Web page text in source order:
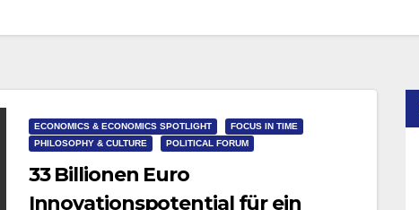
ECONOMICS & ECONOMICS SPOTLIGHT
FOCUS IN TIME
PHILOSOPHY & CULTURE
POLITICAL FORUM
33 Billionen Euro
Innovationspotential für ein